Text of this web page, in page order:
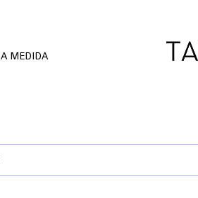
A MEDIDA